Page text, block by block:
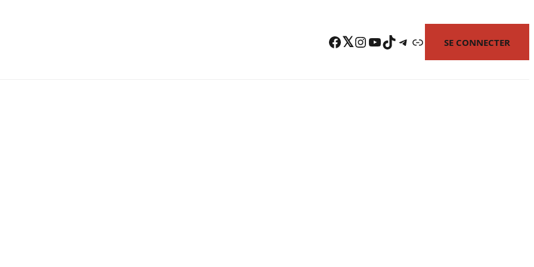
Facebook Twitter Instagram YouTube TikTok Telegram Lien SE CONNECTER